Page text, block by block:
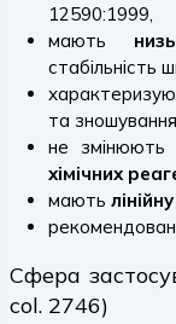
12590:1999,
мають
стабільність
та
не змінюють
хімічних
мають
Сфера
col. 2746)